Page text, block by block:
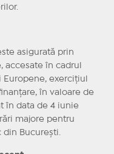
asigurată prin
accesate în cadrul
Europene, exercițiul
în valoare de
în data de 4 iunie
majore pentru
București.